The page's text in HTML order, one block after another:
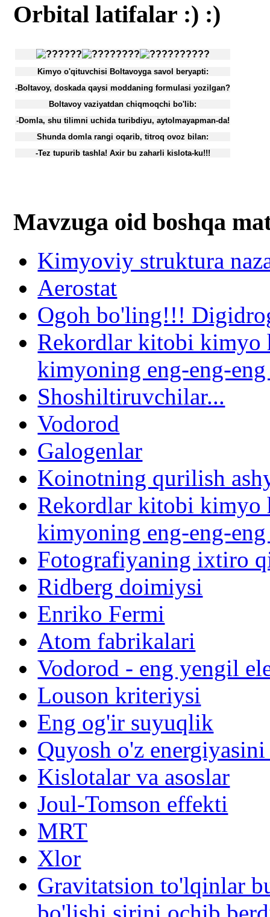
Orbital latifalar :) :)
Kimyo o'qituvchisi Boltavoyga savol beryapti:
-Boltavoy, doskada qaysi moddaning formulasi yozilgan?
Boltavoy vaziyatdan chiqmoqchi bo'lib:
-Domla, shu tilimni uchida turibdiyu, aytolmayapman-da!
Shunda domla rangi oqarib, titroq ovoz bilan:
-Tez tupurib tashla! Axir bu zaharli kislota-ku!!!
Mavzuga oid boshqa
Kimyoviy struktura
Aerostat
Ogoh bo'ling!!!
Rekordlar kitobi kimyo
kimyoning eng-eng-
Shoshiltiruvchilar...
Vodorod
Galogenlar
Koinotning qurilish
Rekordlar kitobi kimyo
kimyoning eng-eng-
Fotografiyaning ixtiro
Ridberg doimiysi
Enriko Fermi
Atom fabrikalari
Vodorod - eng yengil
Louson kriteriysi
Eng og'ir suyuqlik
Quyosh o'z
Kislotalar va asoslar
Joul-Tomson effekti
MRT
Xlor
Gravitatsion to'lqinlar